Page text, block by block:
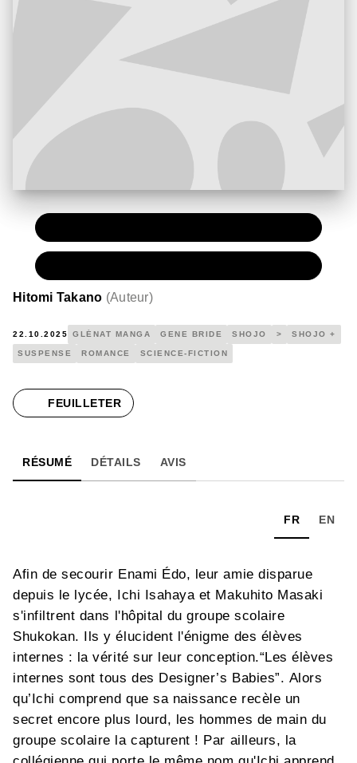
Hitomi Takano (Auteur)
22.10.2025 GLÉNAT MANGA GENE BRIDE SHOJO > SHOJO +
SUSPENSE ROMANCE SCIENCE-FICTION
FEUILLETER
RÉSUMÉ DÉTAILS AVIS
FR EN
Afin de secourir Enami Édo, leur amie disparue
depuis le lycée, Ichi Isahaya et Makuhito Masaki
s'infiltrent dans l'hôpital du groupe scolaire
Shukokan. Ils y élucident l'énigme des élèves
internes : la vérité sur leur conception.“Les élèves
internes sont tous des Designer’s Babies”. Alors
qu’Ichi comprend que sa naissance recèle un
secret encore plus lourd, les hommes de main du
groupe scolaire la capturent ! Par ailleurs, la